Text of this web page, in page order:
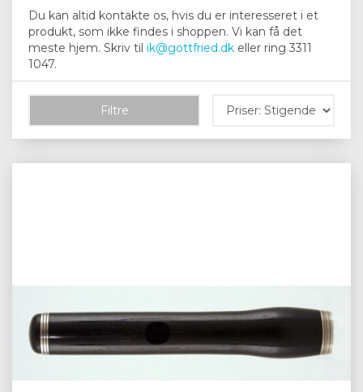
Du kan altid kontakte os, hvis du er interesseret i et
produkt, som ikke findes i shoppen. Vi kan få det
meste hjem. Skriv til ik@gottfried.dk eller ring 3311
1047.
Filtre